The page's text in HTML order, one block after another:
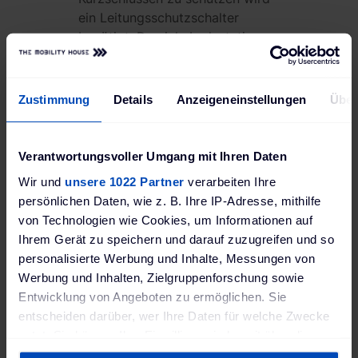
Zustimmung Details Anzeigeneinstellungen
Verantwortungsvoller Umgang mit Ihren Daten
Wir und unsere 1022 Partner verarbeiten Ihre
persönlichen Daten, wie z. B. Ihre IP-Adresse, mithilfe
von Technologien wie Cookies, um Informationen auf
Ihrem Gerät zu speichern und darauf zuzugreifen und so
personalisierte Werbung und Inhalte, Messungen von
Werbung und Inhalten, Zielgruppenforschung sowie
Entwicklung von Angeboten zu ermöglichen. Sie
entscheiden darüber, wer Ihre Daten für welche Zwecke
Cookie-Erklärung oder durch Klicken auf das Privacy
ein Leitungsschutzschalter
benötigt. Da viele Ladestationen
schon mit einem integrierten DC
werden, reicht der Einsatz eines
Schutzsysteme in einem Gerät
Installation. Details, wozu ich
einen Fehlerstromschutzschalter
(FI / RCD) benötige, welche
Arten von
Fehlerstromschutzschaltern es
gibt und wovon die Auswahl
abhängt, finden Siehier.